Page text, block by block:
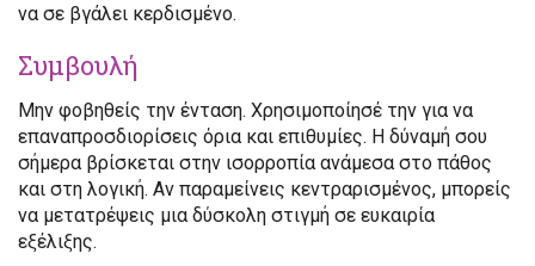
να σε βγάλει κερδισμένο.
Συμβουλή
Μην φοβηθείς την ένταση. Χρησιμοποίησέ την για να
επαναπροσδιορίσεις όρια και επιθυμίες. Η δύναμή σου
σήμερα βρίσκεται στην ισορροπία ανάμεσα στο πάθος
και στη λογική. Αν παραμείνεις κεντραρισμένος, μπορείς
να μετατρέψεις μια δύσκολη στιγμή σε ευκαιρία
εξέλιξης.